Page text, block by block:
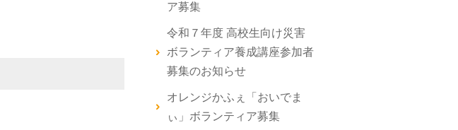
ア募集
令和７年度 高校生向け災害
ボランティア養成講座参加者
募集のお知らせ
オレンジかふぇ「おいでま
ぃ」ボランティア募集